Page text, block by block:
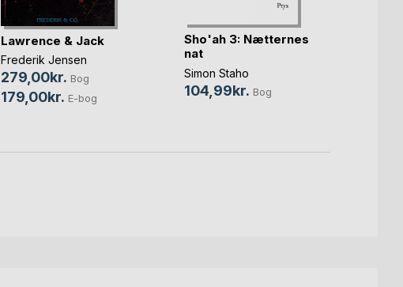
Lawrence & Jack
Frederik Jensen
279,00kr. Bog
179,00kr. E-bog
Sho'ah 3: Nætternes
nat
Simon Staho
104,99kr. Bog